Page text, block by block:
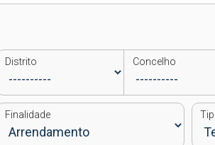
Distrito Concelho
Finalidade